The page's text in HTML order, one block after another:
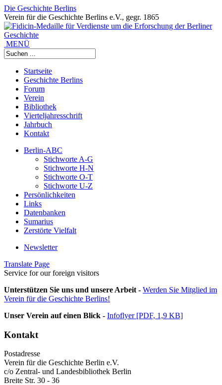
Die Geschichte Berlins
Verein für die Geschichte Berlins e.V., gegr. 1865
MENÜ
Startseite
Geschichte Berlins
Forum
Verein
Bibliothek
Vierteljahresschrift
Jahrbuch
Kontakt
Berlin-ABC
Stichworte A-G
Stichworte H-N
Stichworte O-T
Stichworte U-Z
Persönlichkeiten
Links
Datenbanken
Sumarius
Zerstörte Vielfalt
Newsletter
Translate Page
Service for our foreign visitors
Unterstützen Sie uns und unsere Arbeit - Werden Sie Mitglied im
Verein für die Geschichte Berlins!
Unser Verein auf einen Blick - Infoflyer [PDF, 1,9 KB]
Kontakt
Postadresse
Verein für die Geschichte Berlin e.V.
c/o Zentral- und Landesbibliothek Berlin
Breite Str. 30 - 36